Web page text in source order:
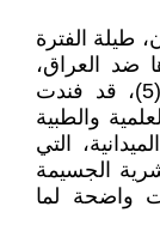
طيلة الفترة
ضد العراق،
مدعين بأنها لم تعرض المدنيين للأخطار(5)، قد فندت
والطبية
التي
الجسيمة
واضحة لما